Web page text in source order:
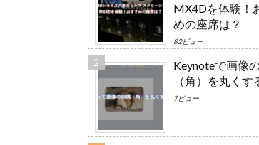
MX4Dを体験！
めの座席は？
82ビュー
Keynoteで画像
（角）を丸くす
7ビュー